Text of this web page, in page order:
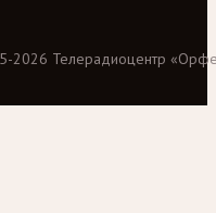
-2026 Телерадиоцентр